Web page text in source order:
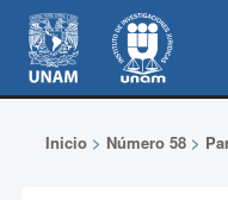
Inicio> Número 58>